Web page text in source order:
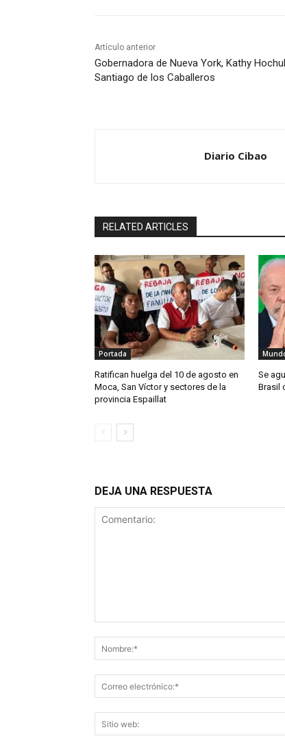
Artículo anterior
Gobernadora de Nueva York, Kathy
Santiago de los Caballeros
Diario Cibao
RELATED ARTICLES
Portada
Ratifican huelga del 10 de agosto en
Moca, San Víctor y sectores de la
provincia Espaillat
Se
Brasil
DEJA UNA RESPUESTA